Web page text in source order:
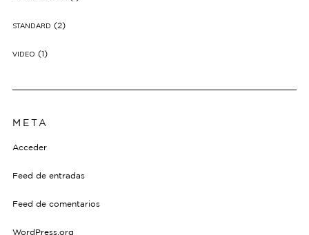
STANDARD (2)
VIDEO (1)
META
Acceder
Feed de entradas
Feed de comentarios
WordPress.org